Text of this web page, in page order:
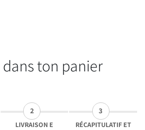
ton panier
2
LIVRAISON E
3
RÉCAPITULATIF ET